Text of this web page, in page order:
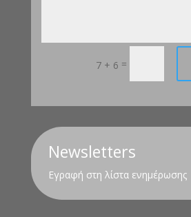
7 + 6 =
Newsletters
Εγραφή στη λίστα ενημέρωσης